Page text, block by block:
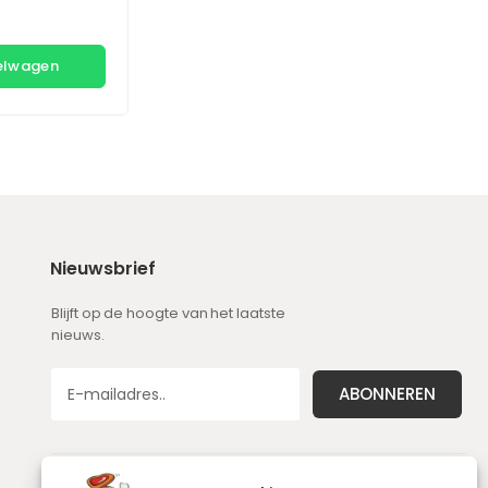
Nieuwsbrief
Blijft op de hoogte van het laatste
nieuws.